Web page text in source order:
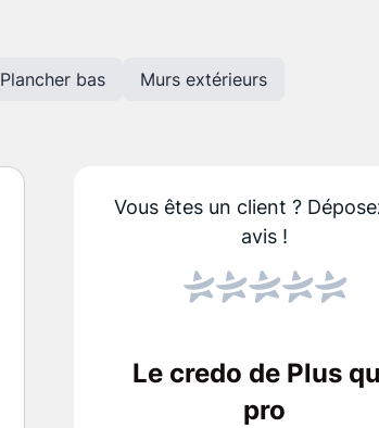
Plancher bas
Murs extérieurs
Vous êtes un client ?
avis !
Le credo de Plus
pro